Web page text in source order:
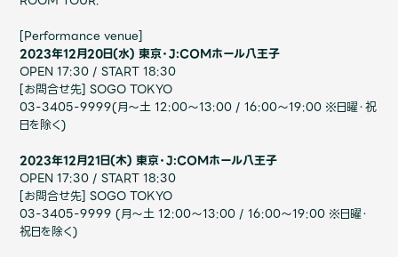
Discography
Video
Shop
OFFICIAL STORE
UNIVERSAL MUSIC STORE
[Performance venue]
2023年12月20日(水) ​東京・J:COMホール八王子
OPEN 17:30 / START 18:30
[お問合せ先] SOGO TOKYO
03-3405-9999(月～土 12:00～13:00 / 16:00～19:00 ※日曜・祝
日を除く)
2023年12月21日(木) ​東京・J:COMホール八王子
OPEN 17:30 / START 18:30
[お問合せ先] SOGO TOKYO
03-3405-9999 (月～土 12:00～13:00 / 16:00～19:00 ※日曜・
祝日を除く)